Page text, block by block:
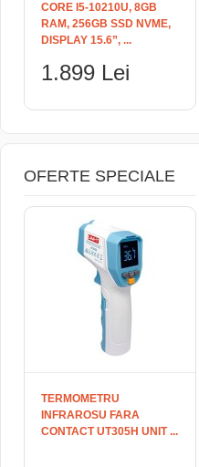
CORE I5-10210U, 8GB
RAM, 256GB SSD NVME,
DISPLAY 15.6”, ...
1.899 Lei
OFERTE SPECIALE
TERMOMETRU
INFRAROSU FARA
CONTACT UT305H UNIT ...